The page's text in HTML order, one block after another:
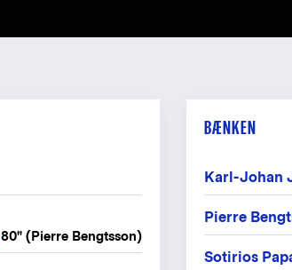
80" (Pierre Bengtsson)
BÆNKEN
Karl-Johan
Pierre
Sotirios